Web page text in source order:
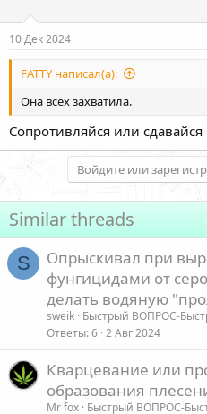
10 Дек 2024
FATTY написал(а):
Она всех захватила.
Сопротивляйся или сдавайся
Войдите или
Similar threads
S
Опрыскивал при
фунгицидами от
делать водяную
sweik Быстрый ВОПРОС-
Ответы 6 2 Авг 2024
Кварцевание или
образования
Mr fox Быстрый ВОПРОС-